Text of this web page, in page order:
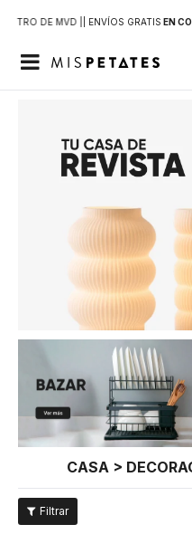
DE MVD | | ENVÍOS GRATIS EN

CASA >